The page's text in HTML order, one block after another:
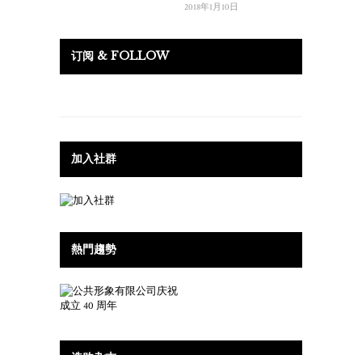
2018年1月10日
订阅 & FOLLOW
加入社群
熱門趨勢